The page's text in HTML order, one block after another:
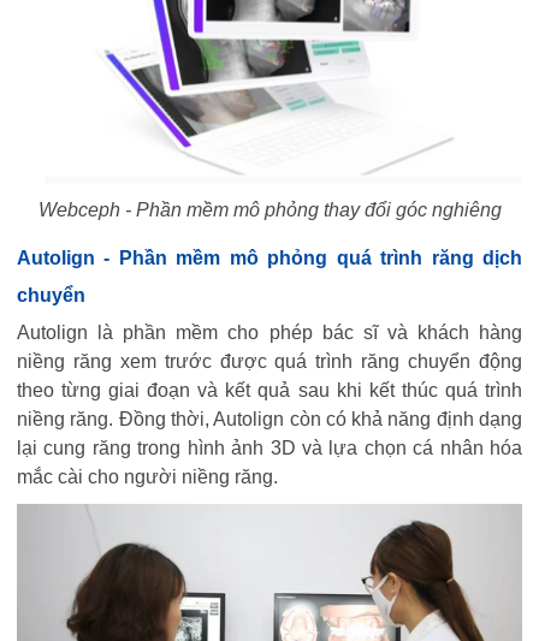
Webceph - Phần mềm mô phỏng thay đổi góc nghiêng
Autolign - Phần mềm mô phỏng quá trình răng dịch
chuyển
Autolign là phần mềm cho phép bác sĩ và khách hàng
niềng răng xem trước được quá trình răng chuyển động
theo từng giai đoạn và kết quả sau khi kết thúc quá trình
niềng răng. Đồng thời, Autolign còn có khả năng định dạng
lại cung răng trong hình ảnh 3D và lựa chọn cá nhân hóa
mắc cài cho người niềng răng.